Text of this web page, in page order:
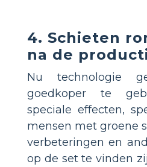
4. Schieten
na de
Nu technologie
goedkoper te
speciale effecten,
mensen met groene
verbeteringen en
op de set te vinden